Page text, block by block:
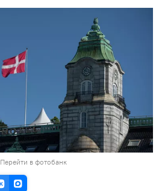
Перейти в фотобанк